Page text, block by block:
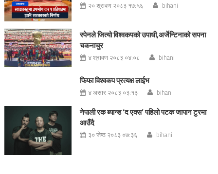
२० श्रावण २०८३ १७:५६ bihani
स्पेनले जित्यो विश्वकपको उपाधी,अर्जेन्टिनाको सपना
चकनाचुर
४ श्रावण २०८३ ०४:०८ bihani
फिफा विश्वकप प्रत्यक्ष लाईभ
४ असार २०८३ ०३:१३ bihani
नेपाली रक ब्यान्ड ‘द एक्स’ पहिलो पटक जापान टुरमा
आउँदै
३० जेष्ठ २०८३ ०७:३६ bihani